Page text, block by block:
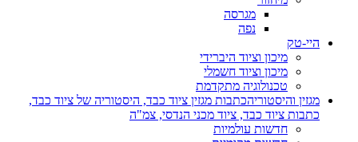
מגרסה
נפה
היי-טק
מיכון וציוד היברידי
מיכון וציוד חשמלי
טכנולוגיה מתקדמת
מגזין והיסטוריהכתבות מגזין ציוד כבד, היסטוריה של ציוד כבד,
כתבות ציוד כבד, ציוד מכני הנדסי, צמ"ה
חדשות עולמיות